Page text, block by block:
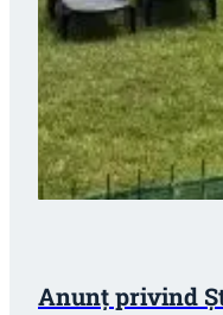
Anunț privind